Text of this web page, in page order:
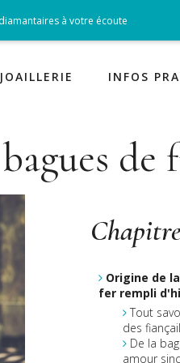
JOAILLERIE INFOS
de
Origine de
fer rempli
Tout
des
De la
amour
à votre écoute